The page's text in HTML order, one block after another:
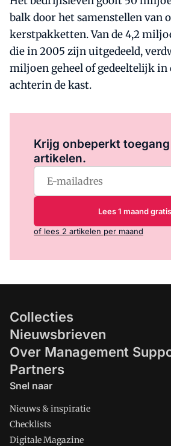
balk door het samenstellen van
kerstpakketten. Van de 4,2
die in 2005 zijn uitgedeeld,
miljoen geheel of gedeeltelijk in
achterin de kast.
Krijg onbeperkt
artikelen.
Lees 1 maand gratis
of lees 2 artikelen per maand
Collecties
Nieuwsbrieven
Over Management
Partners
Snel naar
Nieuws & inspiratie
Checklists
Digitale Magazine